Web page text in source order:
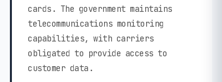
cards. The government maintains
telecommunications monitoring
capabilities, with carriers
obligated to provide access to
customer data.